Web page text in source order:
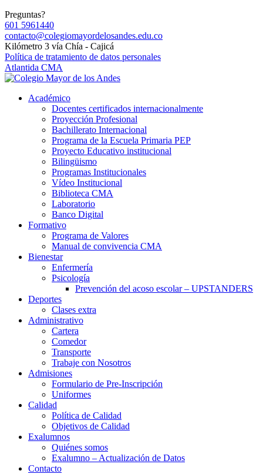
Preguntas?
601 5961440
contacto@colegiomayordelosandes.edu.co
Kilómetro 3 vía Chía - Cajicá
Política de tratamiento de datos personales
Atlantida CMA
Académico
Docentes certificados internacionalmente
Proyección Profesional
Bachillerato Internacional
Programa de la Escuela Primaria PEP
Proyecto Educativo institucional
Bilingüismo
Programas Institucionales
Vídeo Institucional
Biblioteca CMA
Laboratorio
Banco Digital
Formativo
Programa de Valores
Manual de convivencia CMA
Bienestar
Enfermería
Psicología
Prevención del acoso escolar – UPSTANDERS
Deportes
Clases extra
Administrativo
Cartera
Comedor
Transporte
Trabaje con Nosotros
Admisiones
Formulario de Pre-Inscripción
Uniformes
Calidad
Política de Calidad
Objetivos de Calidad
Exalumnos
Quiénes somos
Exalumno – Actualización de Datos
Contacto